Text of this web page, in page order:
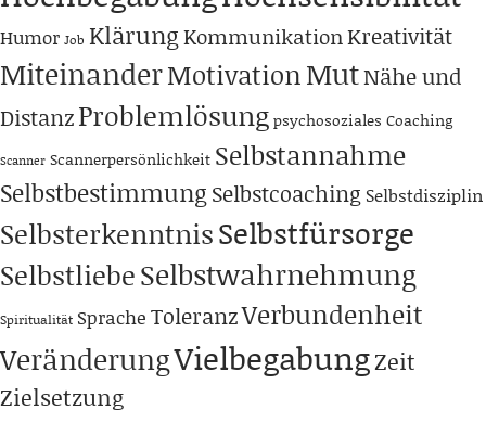
Humor Job KlärungKommunikationKreativität
MiteinanderMotivationMutNähe und
DistanzProblemlösungpsychosoziales Coaching
Scanner Scannerpersönlichkeit Selbstannahme
Selbstbestimmung Selbstcoaching Selbstdisziplin
SelbsterkenntnisSelbstfürsorge
SelbstliebeSelbstwahrnehmung
Spiritualität Sprache ToleranzVerbundenheit
VeränderungVielbegabungZeit
Zielsetzung